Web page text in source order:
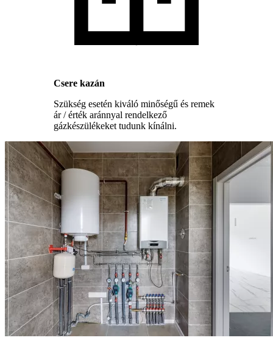
Csere kazán
Szükség esetén kiváló minőségű és remek
ár / érték aránnyal rendelkező
gázkészülékeket tudunk kínálni.